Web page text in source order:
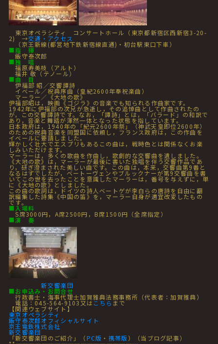
東京オペラシティ コンサートホール（東京都新宿区西新宿3-20-
2) →交通・アクセス
（京王新線(都営地下鉄新宿線直通)・初台駅東口下車）
■指 揮
飯守泰次郎
■独 唱
福原寿美枝（アルト）
福井 敬（テノール）
■曲 目
伊福部 昭／交響譚詩
イベール／祝典序曲（皇紀2600年奉祝楽曲）
マーラー／《大地の歌》
伊福部昭は，映画《ゴジラ》の音楽でも知られる作曲家です。
1942年に伊福部の次兄が急逝し，その追悼曲として作曲されたの
が，この交響譚詩です。なお，「譚詩」とは，「バラード」の和訳で
あり，音楽と舞踏が渾然一体となった状態を指しています。
日本政府は，1940年の「紀元2600年祭」（神武天皇即位2600年）
のための祝典音楽を同盟国に依頼し，フランス政府は，この作曲を
イベールに要請しました。
輝かしく壮大でエスプリもあるこの曲は，戦時色とは関係なくお楽
しみいただけます。
マーラーは，多くの歌曲を作曲し，歌劇的な交響曲を遺しました。
《大地の歌》は，マーラーが最後に書いた独唱を伴う交響作品であ
り，研ぎ澄まされた美しい曲です。この曲は，本来，交響曲第9番と
なるはずでしたが，ベートーヴェンやブルックナーが第9交響曲を書
いてこの世を去ったことを意識したマーラーは，番号を与えずに，単
に《大地の歌》としました。
この曲の歌詞は，ドイツの詩人ベートゲが李白らの唐詩を自由に翻
訳編集した詩集《中国の笛》を，マーラー自身が適宜改変したもの
です。
■ 入場料
S席3000円，A席2500円，B席1500円（全席指定）
■演 奏
新交響楽団
■お申込み・お問合せ
行政書士・海事代理士加賀雅典法務事務所（代表者：加賀雅典）
電話：045-564-9103又は こちらまで
【関連ウェブサイト】
東京オペラシティ
飯守泰次郎オフィシャルサイト
京王電鉄株式会社
新交響楽団
「新交響楽団のご紹介」（PC版 ・ 携帯版）（当ブログ記事）